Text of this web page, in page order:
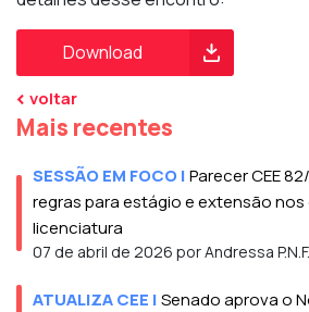
Download
voltar
Mais recentes
SESSÃO EM FOCO |Parecer CEE
regras para estágio e extensão nos
licenciatura
07 de abril de 2026 por Andressa
ATUALIZA CEE |Senado aprova o